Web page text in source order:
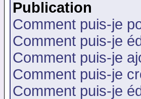
Publication
Comment puis-je
Comment puis-je
Comment puis-je
Comment puis-je
Comment puis-je